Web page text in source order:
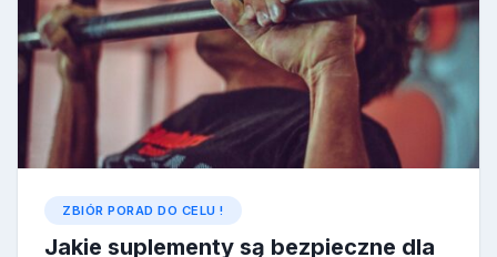
ZBIÓR PORAD DO CELU !
Jakie suplementy są bezpieczne dla